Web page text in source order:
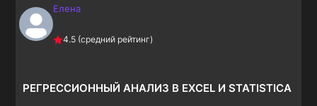
300 ₽Елена
4.5 (средний рейтинг)
РЕГРЕССИОННЫЙ АНАЛИЗ В EXCEL И STATISTICA